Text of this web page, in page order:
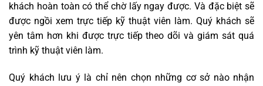
khách hoàn toàn có thể chờ lấy ngay được. Và đặc biệt sẽ
được ngồi xem trực tiếp kỹ thuật viên làm. Quý khách sẽ
yên tâm hơn khi được trực tiếp theo dõi và giám sát quá
trình kỹ thuật viên làm.
Quý khách lưu ý là chỉ nên chọn những cơ sở nào nhận